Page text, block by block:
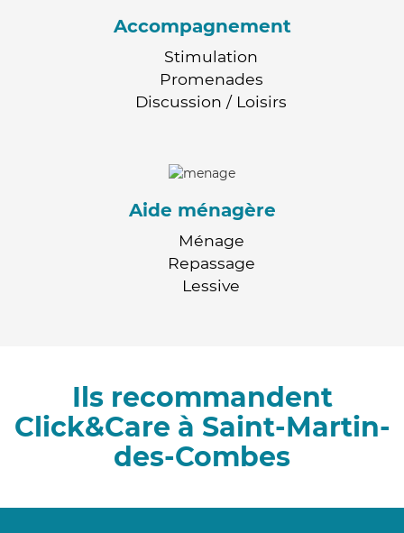
Accompagnement
Stimulation
Promenades
Discussion / Loisirs
Aide ménagère
Ménage
Repassage
Lessive
Ils recommandent
Click&Care à Saint-Martin-
des-Combes